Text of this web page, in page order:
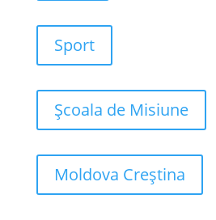
Sport
Școala de Misiune
Moldova Creștina